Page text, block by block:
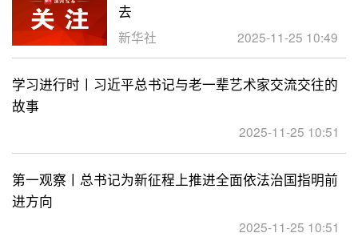
去
新华社 2025-11-25 10:49
学习进行时丨习近平总书记与老一辈艺术家交流交往的
故事
2025-11-25 10:51
第一观察丨总书记为新征程上推进全面依法治国指明前
进方向
2025-11-25 10:51